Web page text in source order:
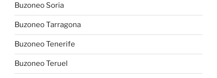
Buzoneo Soria
Buzoneo Tarragona
Buzoneo Tenerife
Buzoneo Teruel